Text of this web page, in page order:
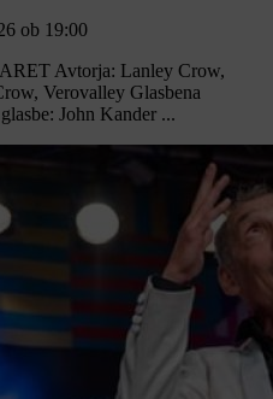
ob 19:00
Avtorja: Lanley Crow,
Verovalley Glasbena
John Kander ...